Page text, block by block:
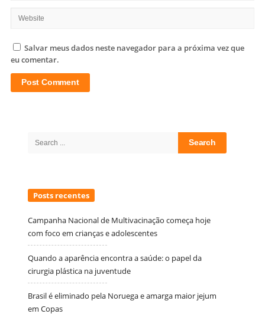
Salvar meus dados neste navegador para a próxima vez que
eu comentar.
Search
Posts recentes
Campanha Nacional de Multivacinação começa hoje
com foco em crianças e adolescentes
Quando a aparência encontra a saúde: o papel da
cirurgia plástica na juventude
Brasil é eliminado pela Noruega e amarga maior jejum
em Copas